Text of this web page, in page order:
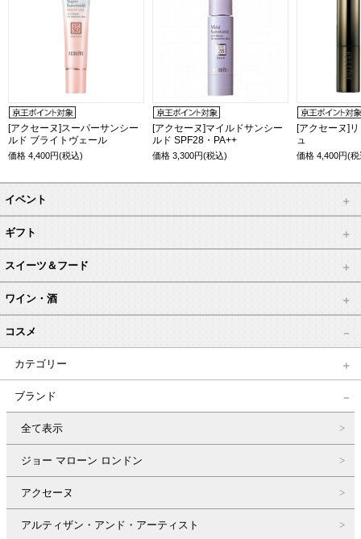
[アクセーヌ]スーパーサンシー
ルド ブライトヴェール
価格 4,400円(税込)
[アクセーヌ]マイルドサンシー
ルド SPF28・PA++
価格3,300円(税込)
[アクセーヌ]
ュ
価格4,400円(
イベント
ギフト
スイーツ＆フード
ワイン・酒
コスメ
カテゴリー
ブランド
全て表示
ジョー マローン ロンドン
アクセーヌ
アルティザン・アンド・アーティスト